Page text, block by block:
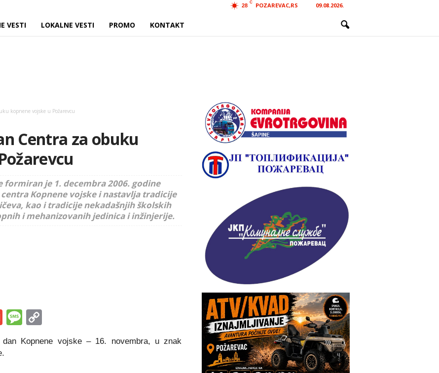
28
C POZAREVAC,RS 09.08.2026.
VESTI LOKALNE VESTI PROMO KONTAKT
kopnene vojske u Požarevcu
Centra za obuku
formiran je 1. decembra 2006. godine
Kopnene vojske i nastavlja tradicije
kao i tradicije nekadašnjih školskih
i mehanizovanih jedinica i inžinjerije.
GmailMessage
Kopnene vojske – 16. novembra, u znak